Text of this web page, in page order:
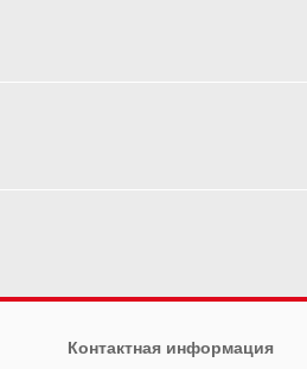
Контактная информация